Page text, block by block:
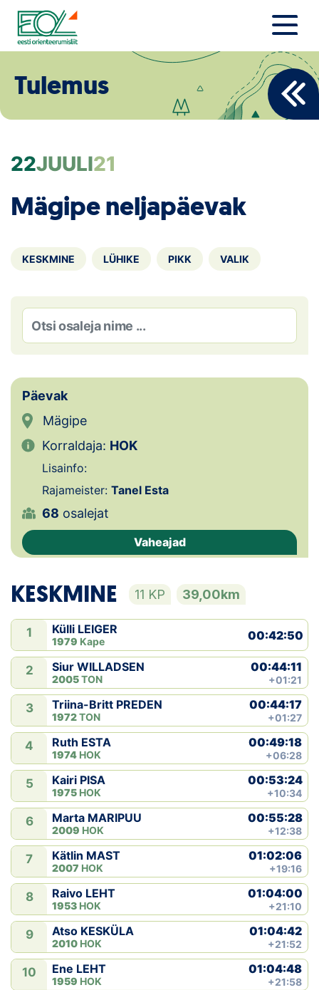
Liigu
sisu
juurde
Estonian Orienteering Federation
Eesti Orienteerumine 100!
Toetamine
Telli litsents!
Loha
Kontakt
EOL
Galerii
Kalender
Koondised
Tule klubisse!
Tulemused
Dokumendid
Klubid
Suletud maastikud
Püsirajad
Ajalugu
Koolitused
OTSI
Tulemus
22JUULI21
Mägipe neljapäevak
KESKMINE LÜHIKE PIKK VALIK
Päevak
Mägipe
Korraldaja: HOK
Lisainfo:
Rajameister: Tanel Esta
68 osalejat
Vaheajad
KESKMINE 11 KP 39,00km
1 Külli LEIGER
1979 Kape 00:42:50
2 Siur WILLADSEN
2005TON
00:44:11
+01:21
3 Triina-Britt PREDEN
1972TON
00:44:17
+01:27
4 Ruth ESTA
1974 HOK
00:49:18
+06:28
5 Kairi PISA
1975 HOK
00:53:24
+10:34
6 Marta MARIPUU
2009 HOK
00:55:28
+12:38
7 Kätlin MAST
2007 HOK
01:02:06
+19:16
8 Raivo LEHT
1953 HOK
01:04:00
+21:10
9 Atso KESKÜLA
2010 HOK
01:04:42
+21:52
10 Ene LEHT
1959 HOK
01:04:48
+21:58